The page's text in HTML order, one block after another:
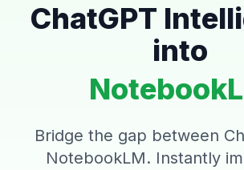
ChatGPT
into
Bridge the gap between
NotebookLM. Instantly